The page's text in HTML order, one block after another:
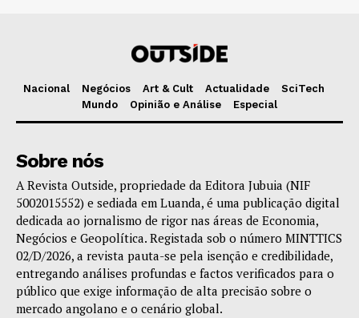
Nacional Negócios Art & Cult Actualidade
SciTech
Mundo
Opinião e Análise Especial
Sobre nós
A Revista Outside, propriedade da Editora Jubuia (NIF
5002015552) e sediada em Luanda, é uma publicação digital
dedicada ao jornalismo de rigor nas áreas de Economia,
Negócios e Geopolítica. Registada sob o número MINTTICS
02/D/2026, a revista pauta-se pela isenção e credibilidade,
entregando análises profundas e factos verificados para o
público que exige informação de alta precisão sobre o
mercado angolano e o cenário global.